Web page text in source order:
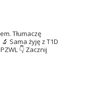
Tłumaczę
Sama żyję z T1D
👇 Zacznij